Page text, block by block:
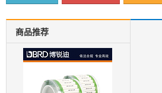
商品推荐